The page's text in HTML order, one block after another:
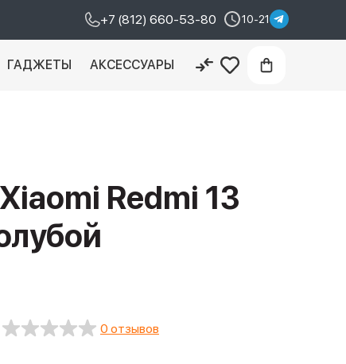
+7 (812) 660-53-80 10-21
ГАДЖЕТЫ АКСЕССУАРЫ
Redmi 13
0 отзывов